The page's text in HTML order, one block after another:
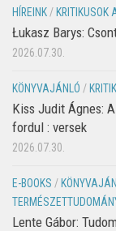
HÍREINK / KRITIKUSOK
Łukasz Barys:
2026.07.30.
KÖNYVAJÁNLÓ /
Kiss Judit Ágnes:
fordul : versek
2026.07.30.
E-BOOKS /
Lente Gábor: